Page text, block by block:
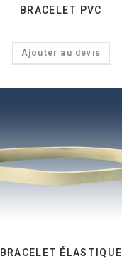
BRACELET PVC
Ajouter au devis
BRACELET ÉLASTIQUE